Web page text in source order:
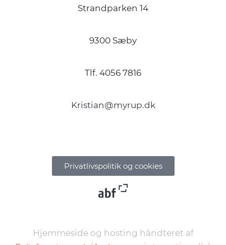
Strandparken 14
9300 Sæby
Tlf. 4056 7816
Kristian@myrup.dk
Privatlivspolitik og cookies
Hjemmeside og hosting håndteret af